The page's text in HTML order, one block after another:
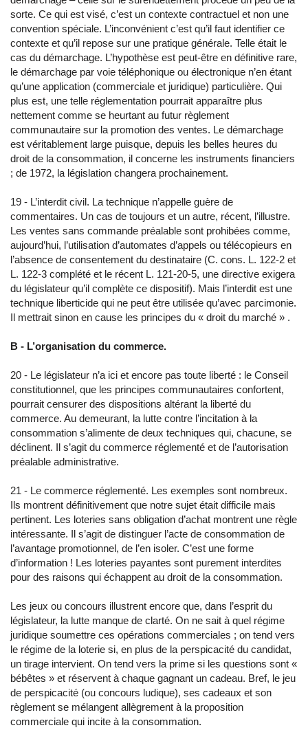
sorte. Ce qui est visé, c’est un contexte contractuel et non une
convention spéciale. L’inconvénient c’est qu’il faut identifier ce
contexte et qu’il repose sur une pratique générale. Telle était le
cas du démarchage. L’hypothèse est peut-être en définitive rare,
le démarchage par voie téléphonique ou électronique n’en étant
qu’une application (commerciale et juridique) particulière. Qui
plus est, une telle réglementation pourrait apparaître plus
nettement comme se heurtant au futur règlement
communautaire sur la promotion des ventes. Le démarchage
est véritablement large puisque, depuis les belles heures du
droit de la consommation, il concerne les instruments financiers
; de 1972, la législation changera prochainement.
19 - L’interdit civil. La technique n’appelle guère de
commentaires. Un cas de toujours et un autre, récent, l’illustre.
Les ventes sans commande préalable sont prohibées comme,
aujourd’hui, l’utilisation d’automates d’appels ou télécopieurs en
l’absence de consentement du destinataire (C. cons. L. 122-2 et
L. 122-3 complété et le récent L. 121-20-5, une directive exigera
du législateur qu’il complète ce dispositif). Mais l’interdit est une
technique liberticide qui ne peut être utilisée qu’avec parcimonie.
Il mettrait sinon en cause les principes du « droit du marché » .
B - L’organisation du commerce.
20 - Le législateur n’a ici et encore pas toute liberté : le Conseil
constitutionnel, que les principes communautaires confortent,
pourrait censurer des dispositions altérant la liberté du
commerce. Au demeurant, la lutte contre l’incitation à la
consommation s’alimente de deux techniques qui, chacune, se
déclinent. Il s’agit du commerce réglementé et de l’autorisation
préalable administrative.
21 - Le commerce réglementé. Les exemples sont nombreux.
Ils montrent définitivement que notre sujet était difficile mais
pertinent. Les loteries sans obligation d’achat montrent une règle
intéressante. Il s’agit de distinguer l’acte de consommation de
l’avantage promotionnel, de l’en isoler. C’est une forme
d’information ! Les loteries payantes sont purement interdites
pour des raisons qui échappent au droit de la consommation.
Les jeux ou concours illustrent encore que, dans l’esprit du
législateur, la lutte manque de clarté. On ne sait à quel régime
juridique soumettre ces opérations commerciales ; on tend vers
le régime de la loterie si, en plus de la perspicacité du candidat,
un tirage intervient. On tend vers la prime si les questions sont «
bébêtes » et réservent à chaque gagnant un cadeau. Bref, le jeu
de perspicacité (ou concours ludique), ses cadeaux et son
règlement se mélangent allègrement à la proposition
commerciale qui incite à la consommation.